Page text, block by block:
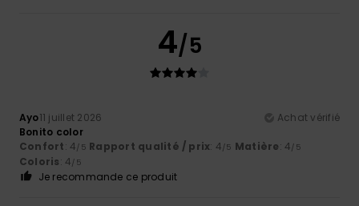
4/5
Ayo11 juillet 2026
Achat vérifié
Bonito color
Confort: 4/5 Rapport qualité / prix: 4/5 Matière: 4/5
Coloris: 4/5
Je recommande ce produit